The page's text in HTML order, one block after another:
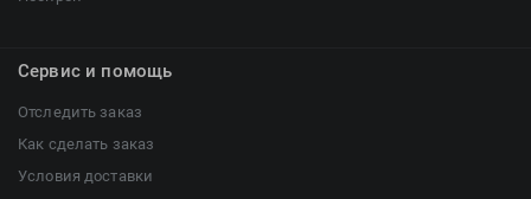
Сервис и помощь
Отследить заказ
Как сделать заказ
Условия доставки